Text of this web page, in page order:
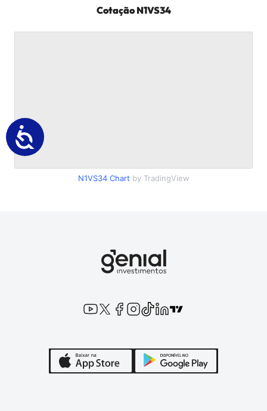
CotaçãoN1VS34
N1VS34Chart by TradingView